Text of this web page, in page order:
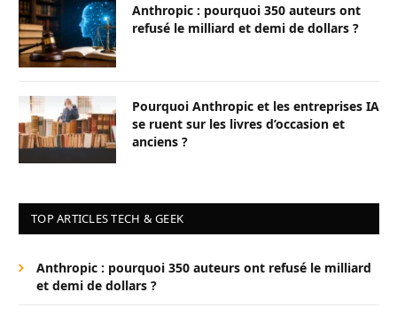
Anthropic : pourquoi 350 auteurs ont
refusé le milliard et demi de dollars ?
Pourquoi Anthropic et les entreprises IA
se ruent sur les livres d’occasion et
anciens ?
TOP ARTICLES TECH & GEEK
Anthropic : pourquoi 350 auteurs ont refusé le milliard
et demi de dollars ?